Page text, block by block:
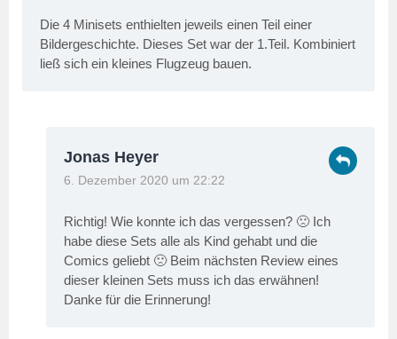
Die 4 Minisets enthielten jeweils einen Teil einer
Bildergeschichte. Dieses Set war der 1.Teil. Kombiniert
ließ sich ein kleines Flugzeug bauen.
Jonas Heyer
6. Dezember 2020 um 22:22
Richtig! Wie konnte ich das vergessen? 🙁 Ich
habe diese Sets alle als Kind gehabt und die
Comics geliebt 🙁 Beim nächsten Review eines
dieser kleinen Sets muss ich das erwähnen!
Danke für die Erinnerung!